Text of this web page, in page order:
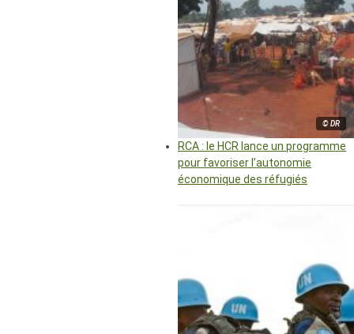
© DR
RCA : le HCR lance un programme
pour favoriser l’autonomie
économique des réfugiés